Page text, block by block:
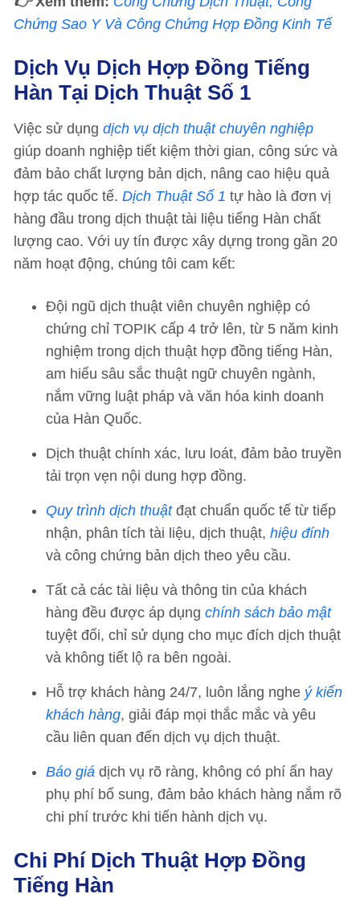
Chứng Sao Y Và Công Chứng Hợp Đồng Kinh Tế
Dịch Vụ Dịch Hợp Đồng Tiếng
Hàn Tại Dịch Thuật Số 1
Việc sử dụng dịch vụ dịch thuật chuyên nghiệp
giúp doanh nghiệp tiết kiệm thời gian, công sức và
đảm bảo chất lượng bản dịch, nâng cao hiệu quả
hợp tác quốc tế. Dịch Thuật Số 1 tự hào là đơn vị
hàng đầu trong dịch thuật tài liệu tiếng Hàn chất
lượng cao. Với uy tín được xây dựng trong gần 20
năm hoạt động, chúng tôi cam kết:
Đội ngũ dịch thuật viên chuyên nghiệp có
chứng chỉ TOPIK cấp 4 trở lên, từ 5 năm kinh
nghiệm trong dịch thuật hợp đồng tiếng Hàn,
am hiểu sâu sắc thuật ngữ chuyên ngành,
nắm vững luật pháp và văn hóa kinh doanh
của Hàn Quốc.
Dịch thuật chính xác, lưu loát, đảm bảo truyền
tải trọn vẹn nội dung hợp đồng.
Quy trình dịch thuật đạt chuẩn quốc tế từ tiếp
nhận, phân tích tài liệu, dịch thuật, hiệu đính
và công chứng bản dịch theo yêu cầu.
Tất cả các tài liệu và thông tin của khách
hàng đều được áp dụng chính sách bảo mật
tuyệt đối, chỉ sử dụng cho mục đích dịch thuật
và không tiết lộ ra bên ngoài.
Hỗ trợ khách hàng 24/7, luôn lắng nghe ý kiến
khách hàng, giải đáp mọi thắc mắc và yêu
cầu liên quan đến dịch vụ dịch thuật.
Báo giá dịch vụ rõ ràng, không có phí ẩn hay
phụ phí bổ sung, đảm bảo khách hàng nắm rõ
chi phí trước khi tiến hành dịch vụ.
Chi Phí Dịch Thuật Hợp Đồng
Tiếng Hàn